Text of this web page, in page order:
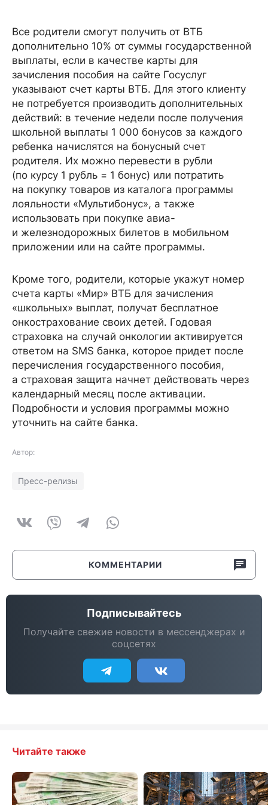
Все родители смогут получить от ВТБ
дополнительно 10% от суммы государственной
выплаты, если в качестве карты для
зачисления пособия на сайте Госуслуг
указывают счет карты ВТБ. Для этого клиенту
не потребуется производить дополнительных
действий: в течение недели после получения
школьной выплаты 1 000 бонусов за каждого
ребенка начислятся на бонусный счет
родителя. Их можно перевести в рубли
(по курсу 1 рубль = 1 бонус) или потратить
на покупку товаров из каталога программы
лояльности «Мультибонус», а также
использовать при покупке авиа-
и железнодорожных билетов в мобильном
приложении или на сайте программы.
Кроме того, родители, которые укажут номер
счета карты «Мир» ВТБ для зачисления
«школьных» выплат, получат бесплатное
онкострахование своих детей. Годовая
страховка на случай онкологии активируется
ответом на SMS банка, которое придет после
перечисления государственного пособия,
а страховая защита начнет действовать через
календарный месяц после активации.
Подробности и условия программы можно
уточнить на сайте банка.
Автор:
Пресс-релизы
КОММЕНТАРИИ
Подписывайтесь
Получайте свежие новости в мессенджерах и
соцсетях
Читайте также